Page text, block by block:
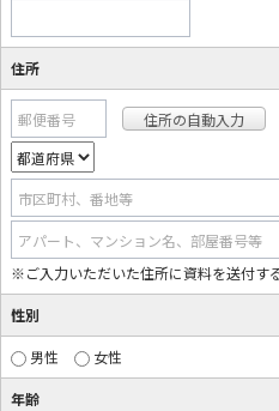
住所
郵便番号
市区町村、番地等
アパート、マンション名、部屋番号等
※ご入力いただいた住所に資料を送付す
性別
男性 女性
年齢